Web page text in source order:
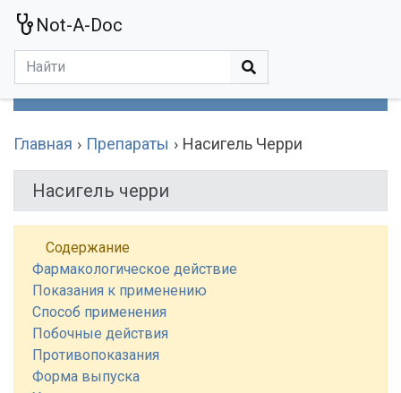
Not-A-Doc
Главная Препараты Насигель Черри
Насигель черри
Содержание
Фармакологическое действие
Показания к применению
Способ применения
Побочные действия
Противопоказания
Форма выпуска